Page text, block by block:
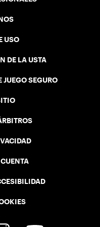
USO
DE LA USTA
JUEGO SEGURO